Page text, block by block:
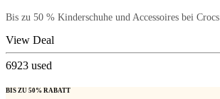
Bis zu 50 % Kinderschuhe und Accessoires bei Crocs
View Deal
6923 used
BIS ZU 50% RABATT